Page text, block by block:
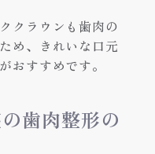
クラウンも歯肉の
め、きれいな口元
おすすめです。
歯肉整形の